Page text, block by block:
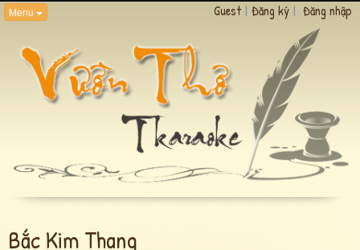
Menu Guest | Đăng ký | Đăng nhập
Bắc Kim Thang